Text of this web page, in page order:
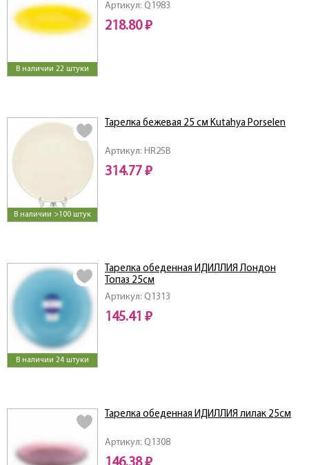
В наличии 22 штуки
Артикул: Q1983
218.80 ₽
В наличии >100 штук
Артикул: HR25B
Тарелка бежевая 25 см Kutahya Porselen
314.77 ₽
В наличии 24 штуки
Артикул: Q1313
Тарелка обеденная ИДИЛЛИЯ Лондон
Топаз 25см
145.41 ₽
Артикул: Q1308
Тарелка обеденная ИДИЛЛИЯ лилак 25см